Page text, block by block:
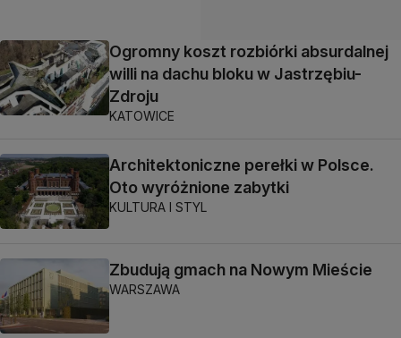
Ogromny koszt rozbiórki absurdalnej
willi na dachu bloku w Jastrzębiu-
Zdroju
KATOWICE
Architektoniczne perełki w Polsce.
Oto wyróżnione zabytki
KULTURA I STYL
Zbudują gmach na Nowym Mieście
WARSZAWA